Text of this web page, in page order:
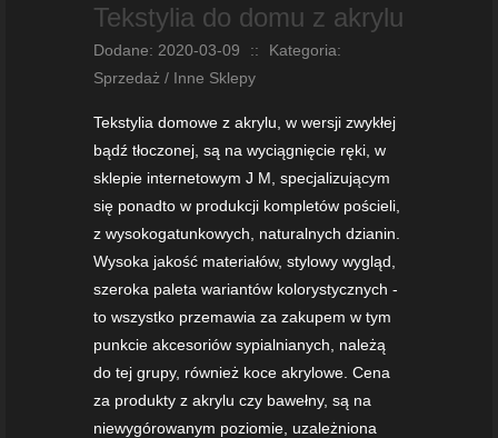
Tekstylia do domu z akrylu
Dodane: 2020-03-09 ::
Kategoria:
Sprzedaż / Inne Sklepy
Tekstylia domowe z akrylu, w wersji zwykłej
bądź tłoczonej, są na wyciągnięcie ręki, w
sklepie internetowym J M, specjalizującym
się ponadto w produkcji kompletów pościeli,
z wysokogatunkowych, naturalnych dzianin.
Wysoka jakość materiałów, stylowy wygląd,
szeroka paleta wariantów kolorystycznych -
to wszystko przemawia za zakupem w tym
punkcie akcesoriów sypialnianych, należą
do tej grupy, również koce akrylowe. Cena
za produkty z akrylu czy bawełny, są na
niewygórowanym poziomie, uzależniona